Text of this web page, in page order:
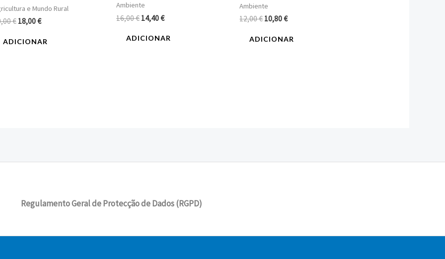
e Mundo Rural
€ 18,00€
ADICIONAR
Ambiente
16,00€ 14,40€
ADICIONAR
Ambiente
12,00€10,80€
ADICIONAR
Regulamento Geral de Protecção de Dados (RGPD)